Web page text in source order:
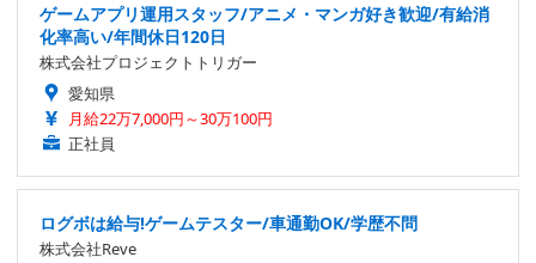
ゲームアプリ運用スタッフ/アニメ・マンガ好き歓迎/有給消
化率高い/年間休日120日
株式会社プロジェクトトリガー
愛知県
月給22万7,000円～30万100円
正社員
ログボは給与!ゲームテスター/車通勤OK/学歴不問
株式会社Reve